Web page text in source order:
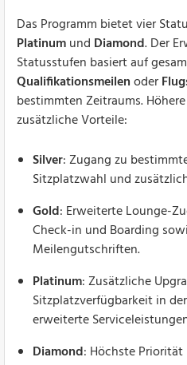
Das Programm bietet vier
Platinumund Diamond. Der
Statusstufen basiert auf
Qualifikationsmeilenoder
bestimmten Zeitraums.
zusätzliche Vorteile:
Silver: Zugang zu
Sitzplatzwahl und
Gold: Erweiterte Lounge-
Check-in und Boarding
Meilengutschriften.
Platinum: Zusätzliche
Sitzplatzverfügbarkeit in
erweiterte
Diamond: Höchste